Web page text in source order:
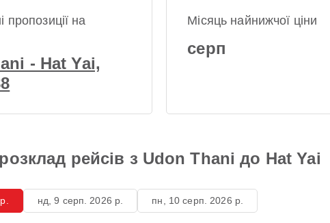
пропозиції на
- Hat Yai,
Місяць найнижчої ціни
серп
рейсів з Udon Thani до Hat Yai
нд, 9 серп. 2026 р. пн, 10 серп. 2026 р.